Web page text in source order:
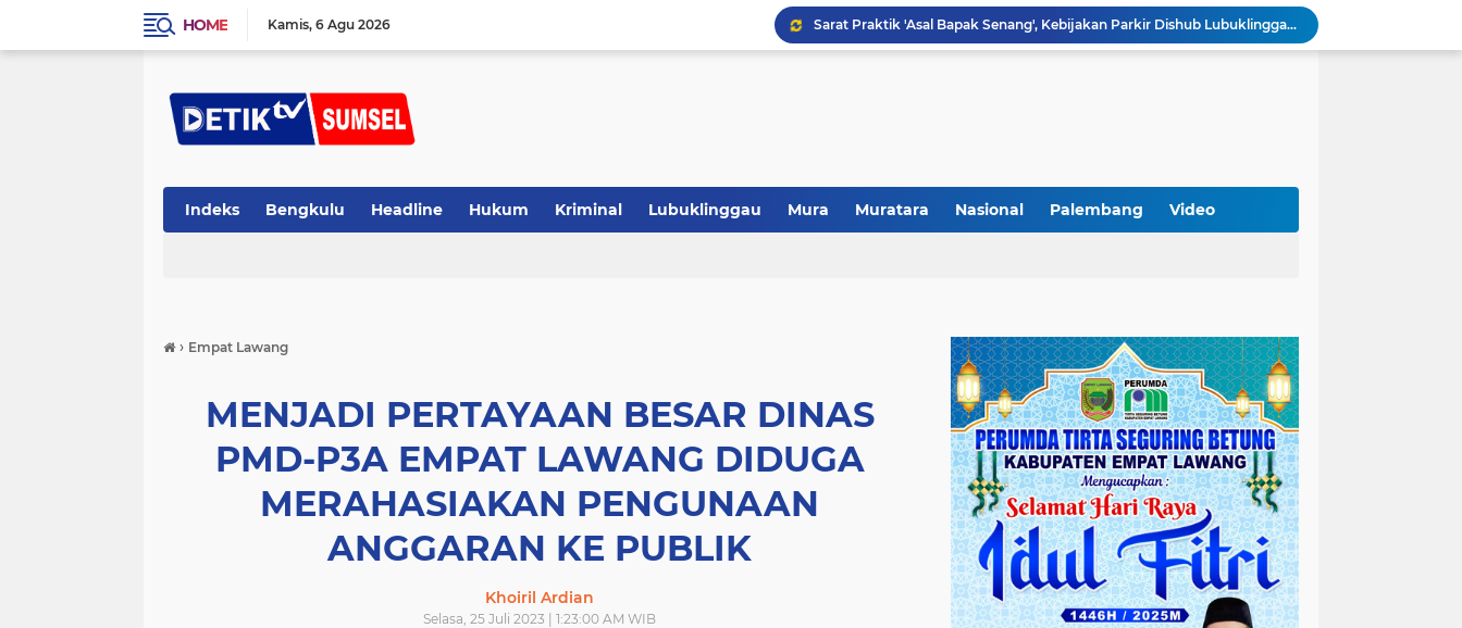
HOME Kamis 6 Agu 2026
Sarat Praktik 'Asal Bapak Senang', Kebijakan Parkir Dishub Lubuklinggau Menuai Sorotan Tajam
Lantik Pejabat Baru, JM Bupati Empat Lawang: Jabatan Adalah Amanah, Segera Berinovasi Demi Empat Lawang MADANI!
Di Balik Aksi dan Narasi Kericuhan: Memahami Manifesto Perjuangan Cipayung Plus Kota Lubuk Linggau
Indeks Bengkulu Headline Hukum Kriminal Lubuklinggau Mura Muratara Nasional Palembang Video
› Empat Lawang
MENJADI PERTAYAAN BESAR DINAS
PMD-P3A EMPAT LAWANG DIDUGA
MERAHASIAKAN PENGUNAAN
ANGGARAN KE PUBLIK
Khoiril Ardian
Selasa, 25 Juli 2023 | 1:23:00 AM WIB